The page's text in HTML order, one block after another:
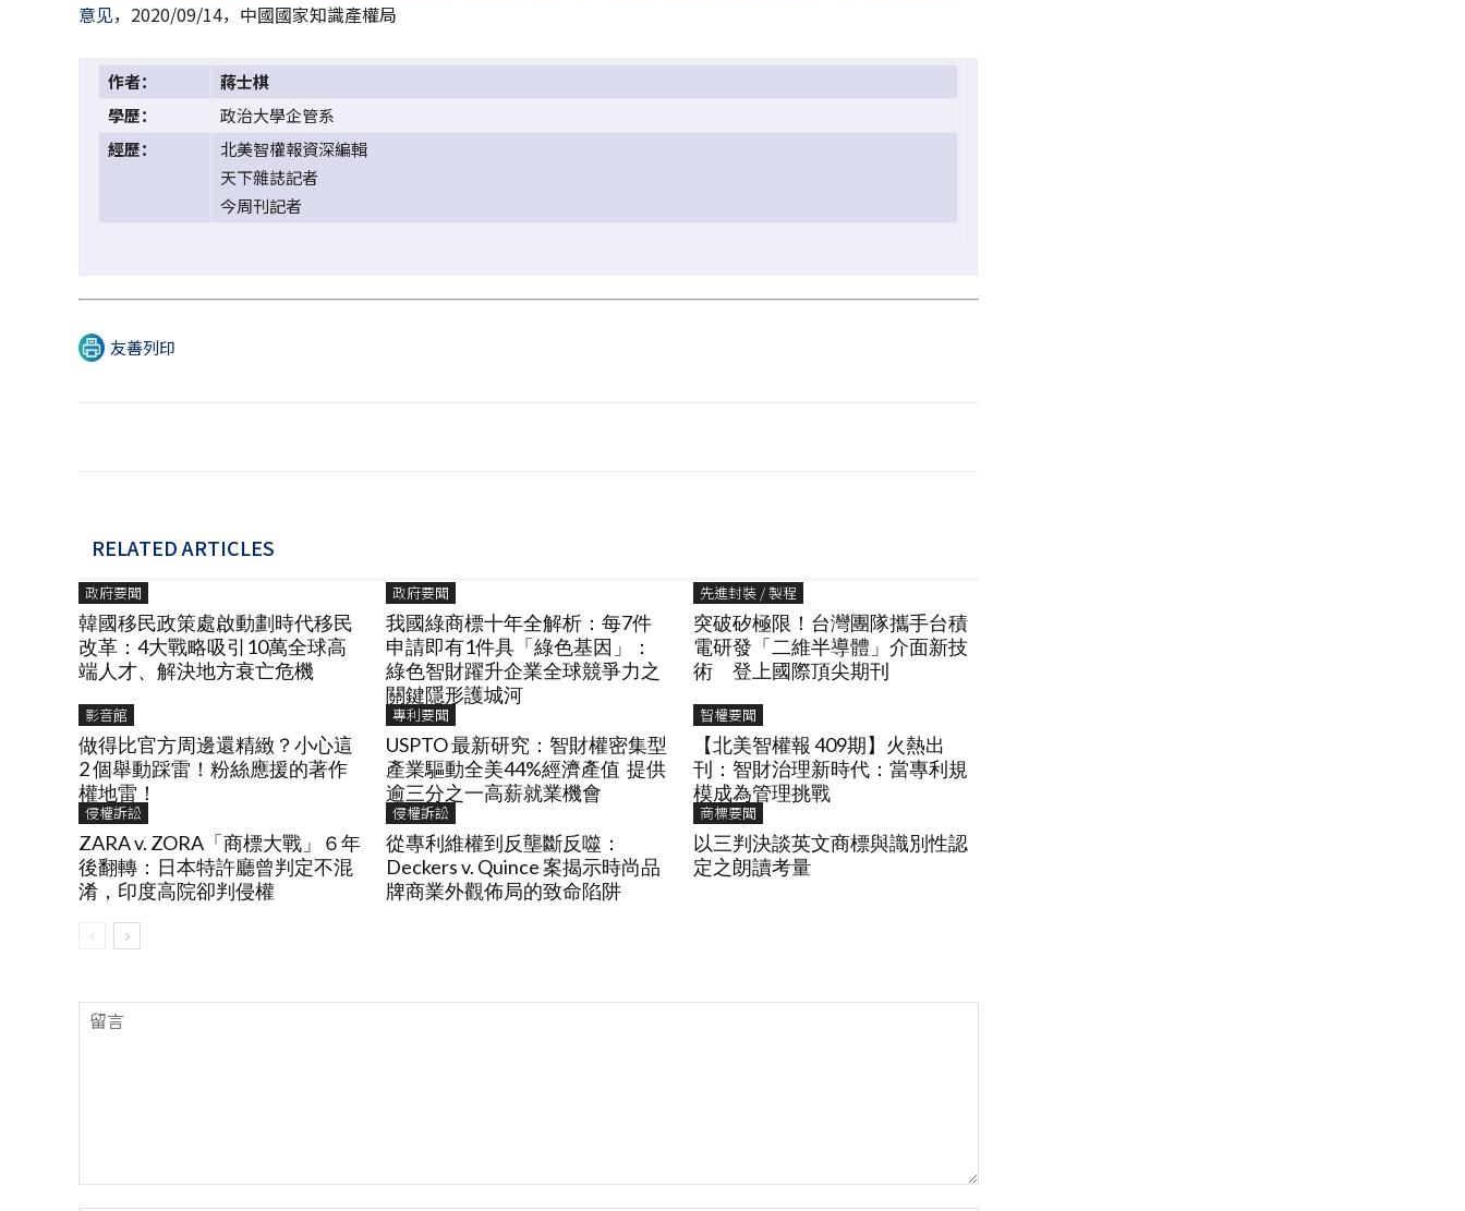
意见，2020/09/14，中國國家知識產權局
作者：
蔣士棋
學歷：
政治大學企管系
經歷：
北美智權報資深編輯
天下雜誌記者
今周刊記者
友善列印
RELATED ARTICLES
政府要聞
韓國移民政策處啟動劃時代移民
改革：4大戰略吸引10萬全球高
端人才、解決地方衰亡危機
政府要聞
我國綠商標十年全解析：每7件
申請即有1件具「綠色基因」：
綠色智財躍升企業全球競爭力之
關鍵隱形護城河
先進封裝 / 製程
突破矽極限！台灣團隊攜手台積
電研發「二維半導體」介面新技
術 登上國際頂尖期刊
影音館
做得比官方周邊還精緻？小心這
2 個舉動踩雷！粉絲應援的著作
權地雷！
專利要聞
USPTO 最新研究：智財權密集型
產業驅動全美44%經濟產值 提供
逾三分之一高薪就業機會
智權要聞
【北美智權報 409期】火熱出
刊：智財治理新時代：當專利規
模成為管理挑戰
侵權訴訟
ZARA v. ZORA「商標大戰」６年
後翻轉：日本特許廳曾判定不混
淆，印度高院卻判侵權
侵權訴訟
從專利維權到反壟斷反噬：
Deckers v. Quince 案揭示時尚品
牌商業外觀佈局的致命陷阱
商標要聞
以三判決談英文商標與識別性認
定之朗讀考量